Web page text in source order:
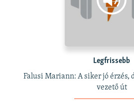
Legfrissebb
Falusi Mariann: A siker jó érzés,
vezető út